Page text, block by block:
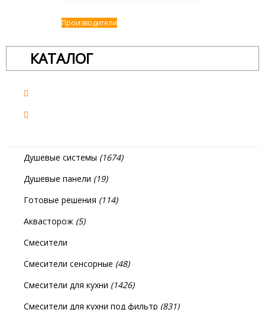
Производители
КАТАЛОГ
Душевые системы (1674)
Душевые панели (19)
Готовые решения (114)
Аквасторож (5)
Смесители
Смесители сенсорные (48)
Смесители для кухни (1426)
Смесители для кухни под фильтр (831)